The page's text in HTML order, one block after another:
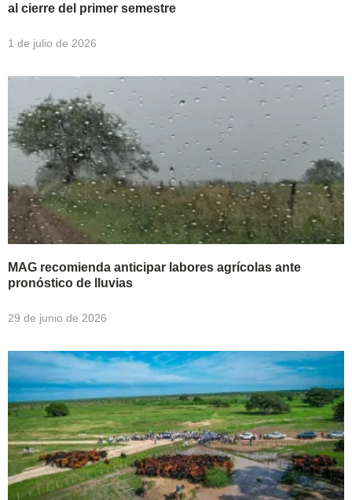
al cierre del primer semestre
1 de julio de 2026
MAG recomienda anticipar labores agrícolas ante
pronóstico de lluvias
29 de junio de 2026